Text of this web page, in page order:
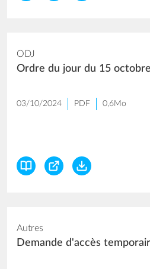
ODJ
Ordre du jour du 15
03/10/2024 PDF 0,6Mo
Autres
Demande d'accès